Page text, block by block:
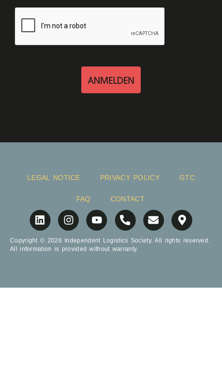
ANMELDEN
LEGAL NOTICE PRIVACY POLICY GTC
FAQ CONTACT
Copyright © 2026 Independent Logistics Society. All rights reserved.
All information is provided without warranty.